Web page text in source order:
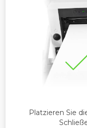
Platzieren Sie